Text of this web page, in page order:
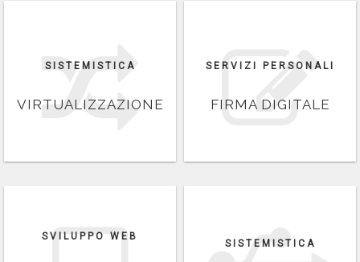
SISTEMISTICA
VIRTUALIZZAZIONE
SERVIZI PERSONALI
FIRMA DIGITALE
SVILUPPO WEB
SISTEMISTICA